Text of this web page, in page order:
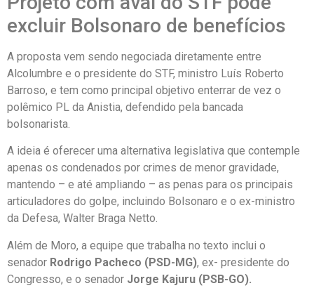
excluir Bolsonaro de benefícios
A proposta vem sendo negociada diretamente entre
Alcolumbre e o presidente do STF, ministro Luís Roberto
Barroso, e tem como principal objetivo enterrar de vez o
polêmico PL da Anistia, defendido pela bancada
bolsonarista.
A ideia é oferecer uma alternativa legislativa que contemple
apenas os condenados por crimes de menor gravidade,
mantendo – e até ampliando – as penas para os principais
articuladores do golpe, incluindo Bolsonaro e o ex-ministro
da Defesa, Walter Braga Netto.
Além de Moro, a equipe que trabalha no texto inclui o
senador Rodrigo Pacheco (PSD-MG), ex- presidente do
Congresso, e o senador Jorge Kajuru (PSB-GO).